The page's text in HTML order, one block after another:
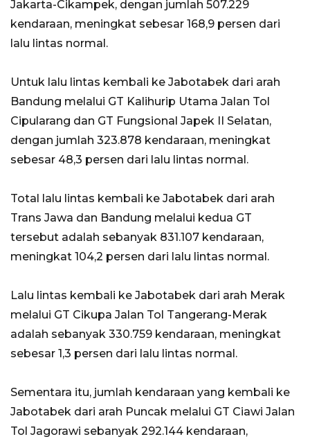
Jakarta-Cikampek, dengan jumlah 507.229
kendaraan, meningkat sebesar 168,9 persen dari
lalu lintas normal.
Untuk lalu lintas kembali ke Jabotabek dari arah
Bandung melalui GT Kalihurip Utama Jalan Tol
Cipularang dan GT Fungsional Japek II Selatan,
dengan jumlah 323.878 kendaraan, meningkat
sebesar 48,3 persen dari lalu lintas normal.
Total lalu lintas kembali ke Jabotabek dari arah
Trans Jawa dan Bandung melalui kedua GT
tersebut adalah sebanyak 831.107 kendaraan,
meningkat 104,2 persen dari lalu lintas normal.
Lalu lintas kembali ke Jabotabek dari arah Merak
melalui GT Cikupa Jalan Tol Tangerang-Merak
adalah sebanyak 330.759 kendaraan, meningkat
sebesar 1,3 persen dari lalu lintas normal.
Sementara itu, jumlah kendaraan yang kembali ke
Jabotabek dari arah Puncak melalui GT Ciawi Jalan
Tol Jagorawi sebanyak 292.144 kendaraan,